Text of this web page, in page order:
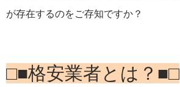
が存在するのをご存知ですか？
□■格安業者とは？■□